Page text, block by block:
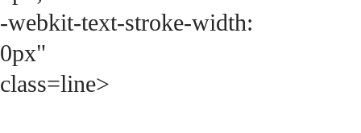
-webkit-text-stroke-width:
0px"
class=line>